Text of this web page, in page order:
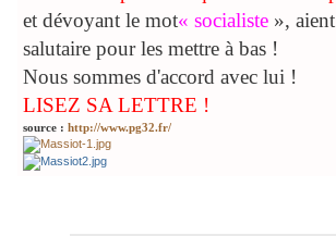
et dévoyant le mot« socialiste »,
salutaire pour les mettre à bas !
Nous sommes d'accord avec lui !
LISEZ SA LETTRE !
source : http://www.pg32.fr/